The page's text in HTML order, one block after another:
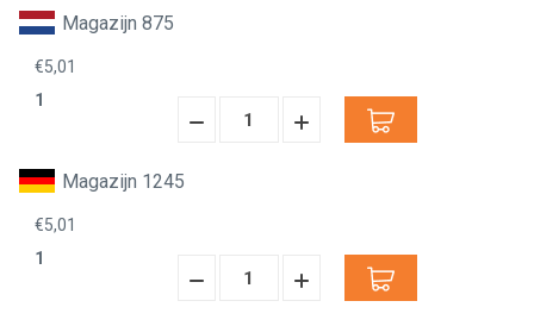
Magazijn 875
€5,01
1
Hoeveelheid
Hoeveelheid
Magazijn 1245
€5,01
1
Hoeveelheid
Hoeveelheid